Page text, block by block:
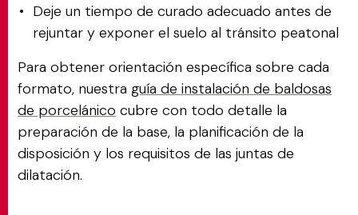
Deje un tiempo de curado adecuado antes de
rejuntar y exponer el suelo al tránsito peatonal
Para obtener orientación específica sobre cada
formato, nuestra guía de instalación de baldosas
de porcelánico cubre con todo detalle la
preparación de la base, la planificación de la
disposición y los requisitos de las juntas de
dilatación.